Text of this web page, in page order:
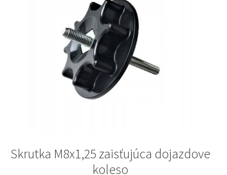
Skrutka M8x1,25 zaisťujúca dojazdove
koleso